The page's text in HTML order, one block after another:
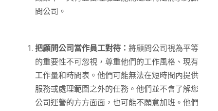
問公司。
把顧問公司當作員工對待：將顧問公司視為平等
的重要性不可忽視，尊重他們的工作風格、現有
工作量和時間表。他們可能無法在短時間內提供
服務或處理範圍之外的任務。他們並不會了解您
公司運營的方方面面，也可能不願意加班。他們